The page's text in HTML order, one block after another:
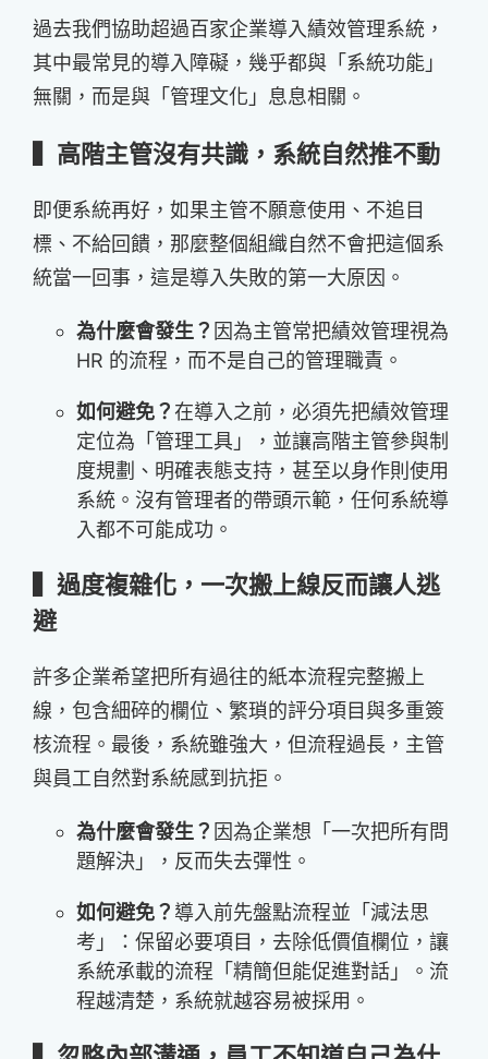
過去我們協助超過百家企業導入績效管理系統，
其中最常見的導入障礙，幾乎都與「系統功能」
無關，而是與「管理文化」息息相關。
▍高階主管沒有共識，系統自然推不動
即便系統再好，如果主管不願意使用、不追目
標、不給回饋，那麼整個組織自然不會把這個系
統當一回事，這是導入失敗的第一大原因。
為什麼會發生？ 因為主管常把績效管理視為
HR 的流程，而不是自己的管理職責。
如何避免？在導入之前，必須先把績效管理
定位為「管理工具」，並讓高階主管參與制
度規劃、明確表態支持，甚至以身作則使用
系統。沒有管理者的帶頭示範，任何系統導
入都不可能成功。
▍過度複雜化，一次搬上線反而讓人逃
避
許多企業希望把所有過往的紙本流程完整搬上
線，包含細碎的欄位、繁瑣的評分項目與多重簽
核流程。最後，系統雖強大，但流程過長，主管
與員工自然對系統感到抗拒。
為什麼會發生？ 因為企業想「一次把所有問
題解決」，反而失去彈性。
如何避免？ 導入前先盤點流程並「減法思
考」：保留必要項目，去除低價值欄位，讓
系統承載的流程「精簡但能促進對話」。流
程越清楚，系統就越容易被採用。